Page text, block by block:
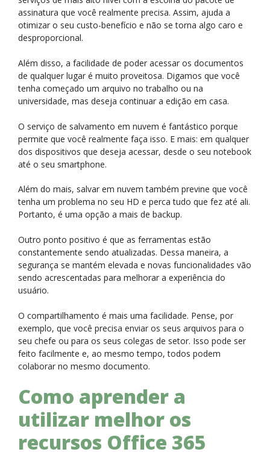
assinatura que você realmente precisa. Assim, ajuda a
otimizar o seu custo-benefício e não se torna algo caro e
desproporcional.
Além disso, a facilidade de poder acessar os documentos
de qualquer lugar é muito proveitosa. Digamos que você
tenha começado um arquivo no trabalho ou na
universidade, mas deseja continuar a edição em casa.
O serviço de salvamento em nuvem é fantástico porque
permite que você realmente faça isso. E mais: em qualquer
dos dispositivos que deseja acessar, desde o seu notebook
até o seu smartphone.
Além do mais, salvar em nuvem também previne que você
tenha um problema no seu HD e perca tudo que fez até ali.
Portanto, é uma opção a mais de backup.
Outro ponto positivo é que as ferramentas estão
constantemente sendo atualizadas. Dessa maneira, a
segurança se mantém elevada e novas funcionalidades vão
sendo acrescentadas para melhorar a experiência do
usuário.
O compartilhamento é mais uma facilidade. Pense, por
exemplo, que você precisa enviar os seus arquivos para o
seu chefe ou para os seus colegas de setor. Isso pode ser
feito facilmente e, ao mesmo tempo, todos podem
colaborar no mesmo documento.
Como aprender a
utilizar melhor os
recursos Office 365